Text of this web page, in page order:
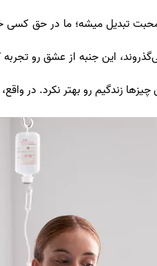
تبدیل میشه؛ ما در حق کسی
این جنبه از عشق رو
زندگیم رو بهتر نکرد. در